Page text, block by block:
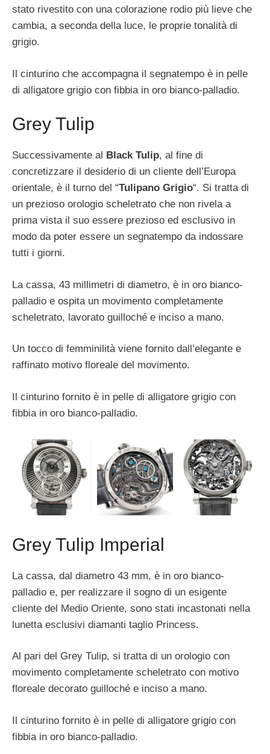
stato rivestito con una colorazione rodio più lieve che
cambia, a seconda della luce, le proprie tonalità di
grigio.
Il cinturino che accompagna il segnatempo è in pelle
di alligatore grigio con fibbia in oro bianco-palladio.
Grey Tulip
Successivamente al Black Tulip, al fine di
concretizzare il desiderio di un cliente dell’Europa
orientale, è il turno del “Tulipano Grigio“. Si tratta di
un prezioso orologio scheletrato che non rivela a
prima vista il suo essere prezioso ed esclusivo in
modo da poter essere un segnatempo da indossare
tutti i giorni.
La cassa, 43 millimetri di diametro, è in oro bianco-
palladio e ospita un movimento completamente
scheletrato, lavorato guilloché e inciso a mano.
Un tocco di femminilità viene fornito dall’elegante e
raffinato motivo floreale del movimento.
Il cinturino fornito è in pelle di alligatore grigio con
fibbia in oro bianco-palladio.
Grey Tulip Imperial
La cassa, dal diametro 43 mm, è in oro bianco-
palladio e, per realizzare il sogno di un esigente
cliente del Medio Oriente, sono stati incastonati nella
lunetta esclusivi diamanti taglio Princess.
Al pari del Grey Tulip, si tratta di un orologio con
movimento completamente scheletrato con motivo
floreale decorato guilloché e inciso a mano.
Il cinturino fornito è in pelle di alligatore grigio con
fibbia in oro bianco-palladio.